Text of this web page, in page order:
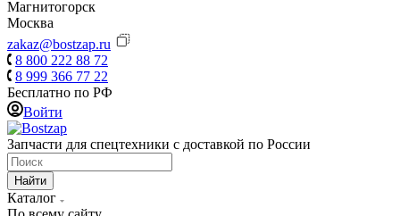
Магнитогорск
Москва
zakaz@bostzap.ru
8 800 222 88 72
8 999 366 77 22
Бесплатно по РФ
Войти
Запчасти для спецтехники с доставкой по России
Найти
Каталог